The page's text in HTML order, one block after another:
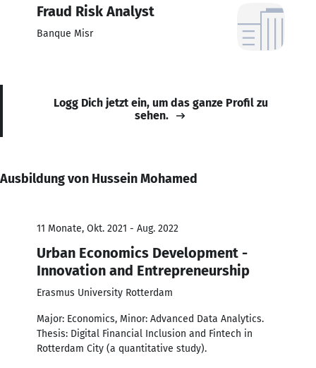
Fraud Risk Analyst
Banque Misr
Logg Dich jetzt ein, um das ganze Profil zu
sehen.
Ausbildung von Hussein Mohamed
11 Monate, Okt. 2021 - Aug. 2022
Urban Economics Development -
Innovation and Entrepreneurship
Erasmus University Rotterdam
Major: Economics, Minor: Advanced Data Analytics.
Thesis: Digital Financial Inclusion and Fintech in
Rotterdam City (a quantitative study).